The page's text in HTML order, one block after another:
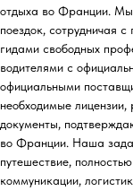
отдыха во Франции. Мы
поездок, сотрудничая
гидами свободных
водителями с
официальными
необходимые
документы,
во Франции. Наша
путешествие,
коммуникации,